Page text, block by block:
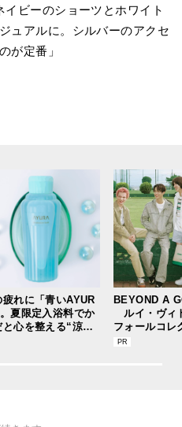
イビーのショーツとホワイト
ュアルに。シルバーのアクセ
が定番」
疲れに「青いAYUR
夏限定入浴料でか
と心を整える“涼体
BEYOND A
ルイ・ヴィ
フォールコレ
描くプレッピ